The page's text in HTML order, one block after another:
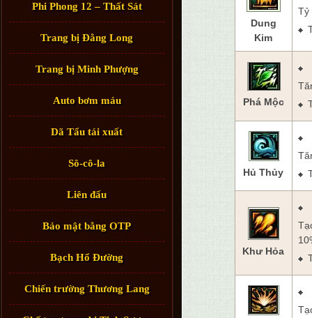
Phi Phong 12 – Thất Sát
Trang bị Đằng Long
Trang bị Minh Phượng
Auto bơm máu
Dã Tẩu tái xuất
Sô-cô-la
Liên đấu
Bảo mật bằng OTP
Bạch Hổ Đường
Chiến trường Thương Lang
Dung
Kim
Tỷ
Phá Mộc
Hủ Thủy
Khư Hỏa